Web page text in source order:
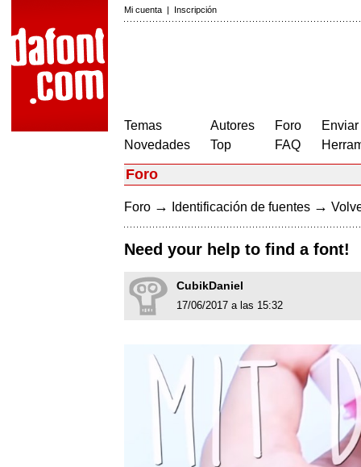
Mi cuenta | Inscripción
Temas
Novedades
Autores
Top
Foro
FAQ
Foro
Foro → Identificación de fuentes →
Need your help to find a font!
CubikDaniel
17/06/2017 a las 15:32